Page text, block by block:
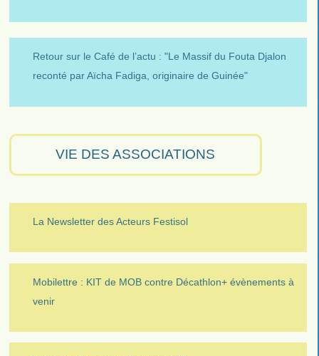
Retour sur le Café de l’actu : "Le Massif du Fouta Djalon
reconté par Aïcha Fadiga, originaire de Guinée"
VIE DES ASSOCIATIONS
La Newsletter des Acteurs Festisol
Mobilettre : KIT de MOB contre Décathlon+ évènements à
venir